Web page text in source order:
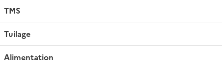
TMS
Tuilage
Alimentation